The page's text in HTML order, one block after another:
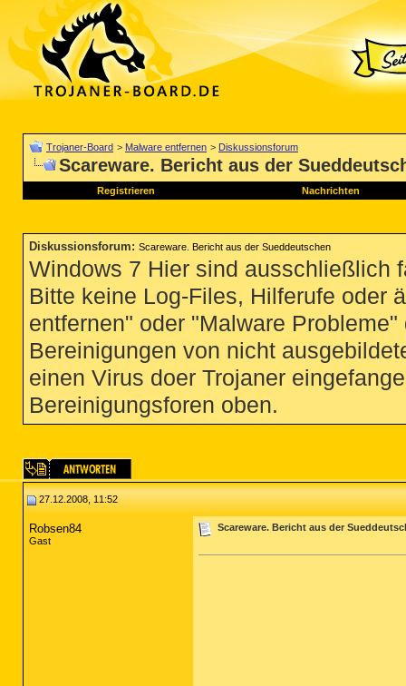
Trojaner-Board > Malware entfernen > Diskussionsforum
Scareware. Bericht aus der
Registrieren Nachrichten
Diskussionsforum: Scareware. Bericht aus der Sueddeutschen
Windows 7 Hier sind ausschließlich
Bitte keine Log-Files, Hilferufe oder
entfernen" oder "Malware
Bereinigungen von nicht
einen Virus doer Trojaner
Bereinigungsforen oben.
27.12.2008, 11:52
Robsen84
Gast
Scareware. Bericht aus der